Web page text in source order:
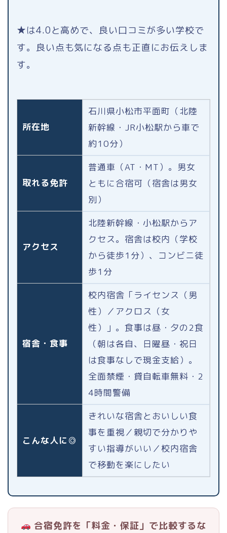
★は4.0と高めで、良い口コミが多い学校で
す。良い点も気になる点も正直にお伝えしま
す。
所在地
石川県小松市平面町（北陸
新幹線・JR小松駅から車で
約10分）
取れる免許
普通車（AT・MT）。男女
ともに合宿可（宿舎は男女
別）
アクセス
北陸新幹線・小松駅からア
クセス。宿舎は校内（学校
から徒歩1分）、コンビニ徒
歩1分
宿舎・食事
校内宿舎「ライセンス（男
性）／アクロス（女
性）」。食事は昼・夕の2食
（朝は各自、日曜昼・祝日
は食事なしで現金支給）。
全面禁煙・貸自転車無料・2
4時間警備
こんな人に◎
きれいな宿舎とおいしい食
事を重視／親切で分かりや
すい指導がいい／校内宿舎
で移動を楽にしたい
合宿免許を「料金・保証」で比較するな